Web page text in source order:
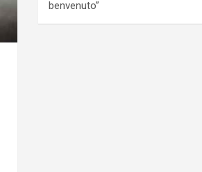
benvenuto”